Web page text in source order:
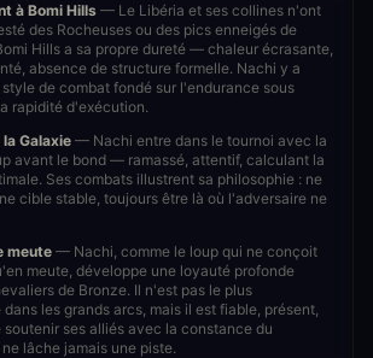
à Bomi Hills — Le Libéria et ses collines n'ont
des Rocheuses ou des pics enneigés de
Hills a sa propre dureté — chaleur écrasante,
absence de structure formelle. Nachi y a
de combat fondé sur l'endurance sous
rapidité d'exécution.
Galaxie — Nachi entre dans le tournoi avec la
avant le bond — ramassé, attentif, calculant la
Ses combats illustrent sa philosophie : ne
cible stable, toujours être là où l'adversaire ne
meute— Nachi, comme le loup qui ne conçoit
meute, développe une loyauté profonde
de Bronze. Il n'est pas le plus
les grands arcs, mais il est fiable, présent,
ses alliés avec la constance du
lâche jamais une piste.